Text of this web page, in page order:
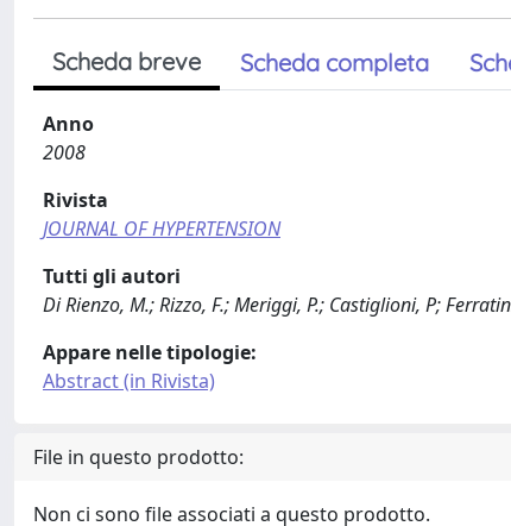
Scheda breve Scheda completa
Anno
2008
Rivista
JOURNAL OF HYPERTENSION
Tutti gli autori
Di Rienzo, M.; Rizzo, F.; Meriggi, P.; Castiglioni, P;
Appare nelle tipologie:
Abstract (in Rivista)
File in questo prodotto:
Non ci sono file associati a questo prodotto.